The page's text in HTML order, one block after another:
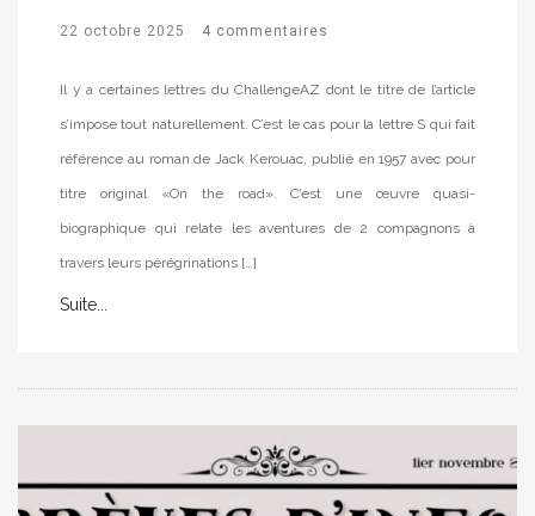
22 octobre 2025 4 commentaires
Il y a certaines lettres du ChallengeAZ dont le titre de l’article
s’impose tout naturellement. C’est le cas pour la lettre S qui fait
référence au roman de Jack Kerouac, publié en 1957 avec pour
titre original «On the road». C’est une œuvre quasi-
biographique qui relate les aventures de 2 compagnons à
travers leurs pérégrinations […]
Suite...